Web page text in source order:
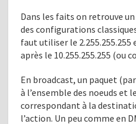
Dans les faits on retrouve un
des configurations
faut utiliser le
après le 10.255.255.255 (ou
En broadcast, un paquet
à l’ensemble des noeuds et
correspondant à la
l’action. Un peu comme en